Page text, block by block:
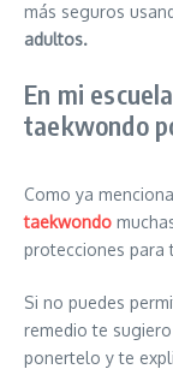
más seguros
adultos.
En mi
taekwondo
Como ya
taekwondo
protecciones para
Si no puedes
remedio te
ponertelo y te